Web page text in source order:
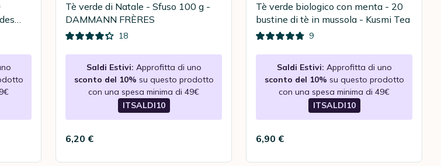
Tè verde di Natale - Sfuso 100 g -
DAMMANN FRÈRES
18
Saldi Estivi: Approfitta di uno
sconto del 10% su questo prodotto
con una spesa minima di 49€
ITSALDI10
6,20 €
Tè verde biologico con menta - 20
bustine di tè in mussola - Kusmi Tea
9
Saldi Estivi: Approfitta di uno
sconto del 10% su questo prodotto
con una spesa minima di 49€
ITSALDI10
6,90 €